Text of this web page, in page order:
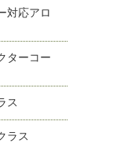
対応アロ
ターコー
ス
ラス